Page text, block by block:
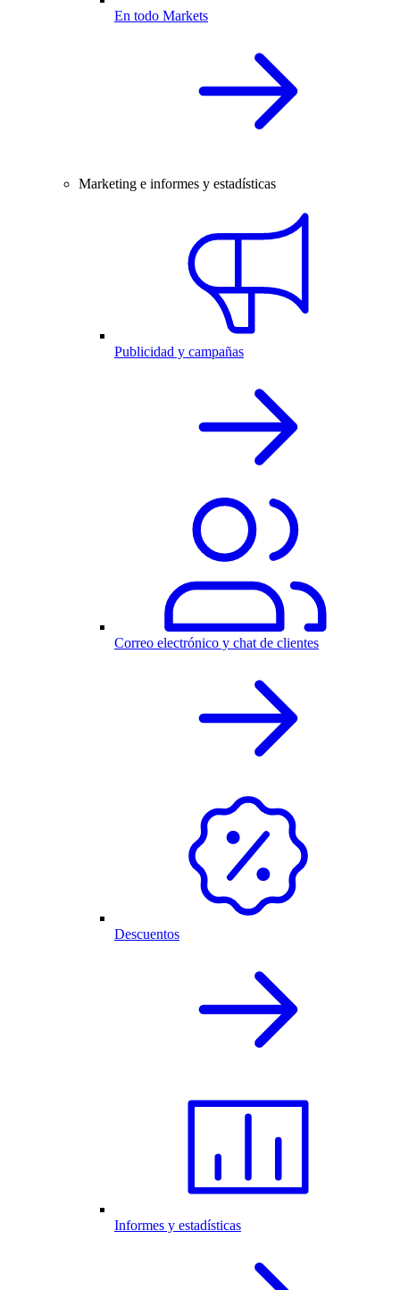
En todo Markets
Marketing e informes y estadísticas
Publicidad y campañas
Correo electrónico y chat de clientes
Descuentos
Informes y estadísticas